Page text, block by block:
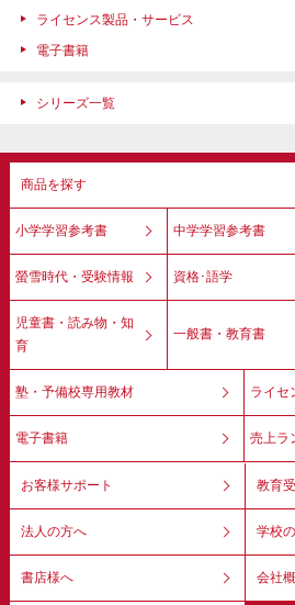
ライセンス製品・サービス
電子書籍
シリーズ一覧
商品を探す
小学学習参考書 中学学習参考書
螢雪時代・受験情報 資格･語学
児童書・読み物・知
育
一般書・教育書
塾・予備校専用教材 ライセ
電子書籍 売上ラ
お客様サポート 教育
法人の方へ 学校
書店様へ 会社